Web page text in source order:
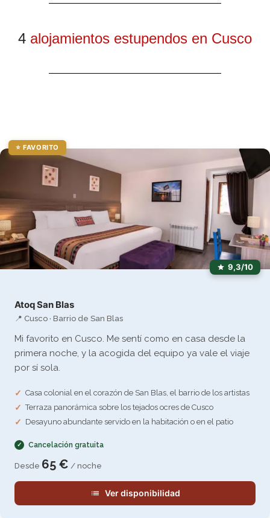
4 alojamientos estupendos en Cusco
⭐ FAVORITO
9,3/10
Atoq San Blas
📍 Cusco · Barrio de San Blas
Mi favorito en Cusco. Me sentí como en casa desde la
primera noche, y la acogida del equipo ya vale el viaje
por sí sola.
Casa colonial en el corazón de San Blas, el barrio de los artistas
Terraza panorámica sobre los tejados ocres de Cusco
Desayuno abundante servido en la habitación o en el patio
Cancelación gratuita
Desde 65 € / noche
Ver disponibilidad